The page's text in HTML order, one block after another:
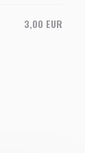
3,00 EUR